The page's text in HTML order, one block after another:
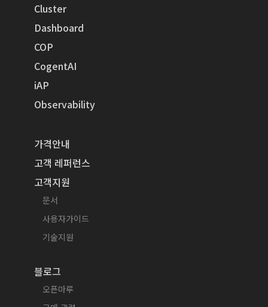
Cluster
Dashboard
COP
CogentAI
iAP
Observability
가격안내
고객 레퍼런스
고객지원
문서
사용자가이드
기술지원
블로그
오픈마루